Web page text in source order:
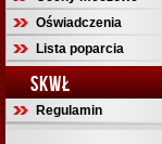
Oświadczenia
Lista poparcia
SKWŁ
Regulamin